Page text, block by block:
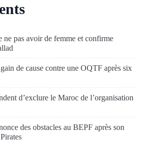
ne pas avoir de femme et confirme
de cause contre une OQTF après six
d’exclure le Maroc de l’organisation
des obstacles au BEPF après son